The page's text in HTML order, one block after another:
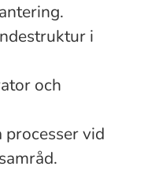
i
och
vid